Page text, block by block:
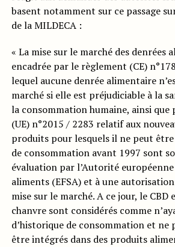
basent notamment sur ce passage
de la MILDECA :
« La mise sur le marché des denrées
encadrée par le règlement (CE)
lequel aucune denrée alimentaire
marché si elle est préjudiciable à la
la consommation humaine, ainsi que
(UE) n°2015 / 2283 relatif aux
produits pour lesquels il ne peut
de consommation avant 1997 sont
évaluation par l’Autorité
aliments (EFSA) et à une
mise sur le marché. A ce jour, le CBD
chanvre sont considérés comme
d’historique de consommation et ne
être intégrés dans des produits